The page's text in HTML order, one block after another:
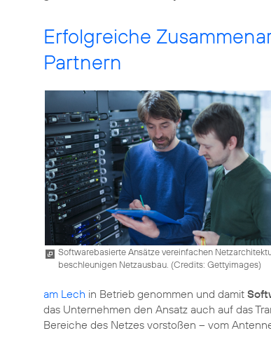
Erfolgreiche
Partnern
Softwarebasierte Ansätze vereinfachen
beschleunigen Netzausbau. (Credits: Gettyimages)
am Lech in Betrieb genommen und damit
das Unternehmen den Ansatz auch auf das
Bereiche des Netzes vorstoßen – vom